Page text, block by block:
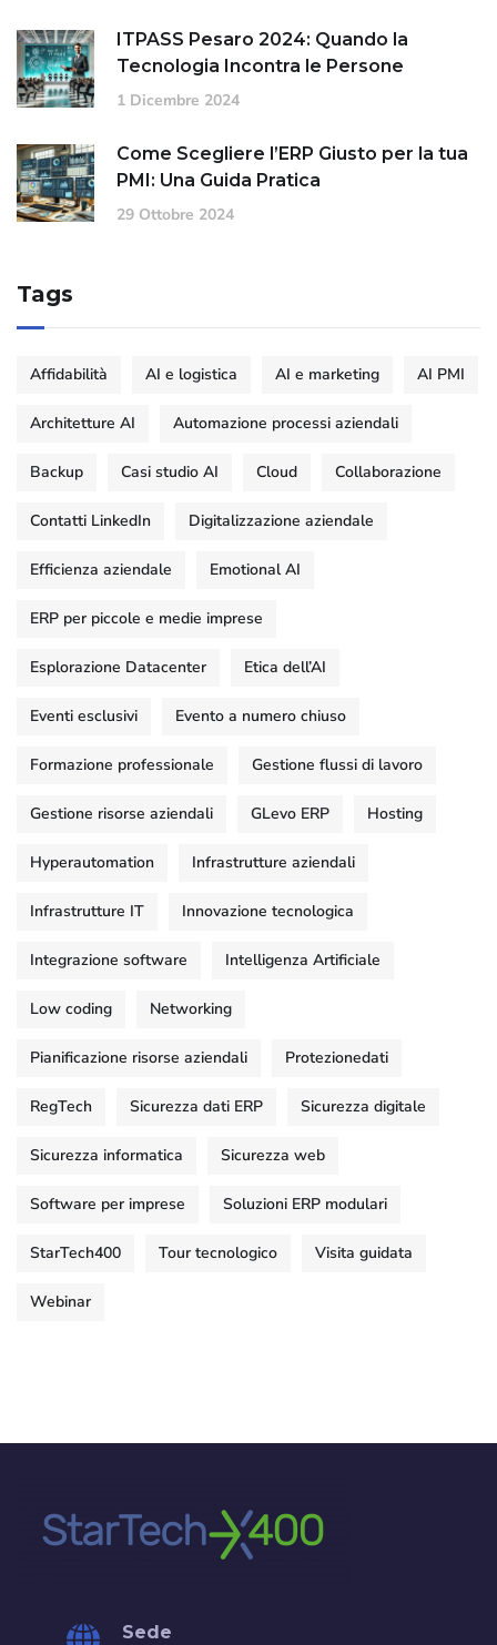
ITPASS Pesaro 2024: Quando la
Tecnologia Incontra le Persone
1 Dicembre 2024
Come Scegliere l’ERP Giusto per la tua
PMI: Una Guida Pratica
29 Ottobre 2024
Tags
Affidabilità AI e logistica AI e marketing AI PMI
Architetture AI Automazione processi aziendali
Backup Casi studio AI Cloud Collaborazione
Contatti LinkedIn Digitalizzazione aziendale
Efficienza aziendale Emotional AI
ERP per piccole e medie imprese
Esplorazione Datacenter Etica dell’AI
Eventi esclusivi Evento a numero chiuso
Formazione professionale Gestione flussi di lavoro
Gestione risorse aziendali GLevo ERP Hosting
Hyperautomation Infrastrutture aziendali
Infrastrutture IT Innovazione tecnologica
Integrazione software Intelligenza Artificiale
Low coding Networking
Pianificazione risorse aziendali Protezionedati
RegTech Sicurezza dati ERP Sicurezza digitale
Sicurezza informatica Sicurezza web
Software per imprese Soluzioni ERP modulari
StarTech400 Tour tecnologico Visita guidata
Webinar
Sede